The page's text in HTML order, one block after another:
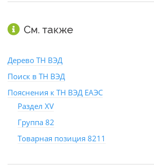
См. также
Дерево ТН ВЭД
Поиск в ТН ВЭД
Пояснения к ТН ВЭД ЕАЭС
Раздел XV
Группа 82
Товарная позиция 8211